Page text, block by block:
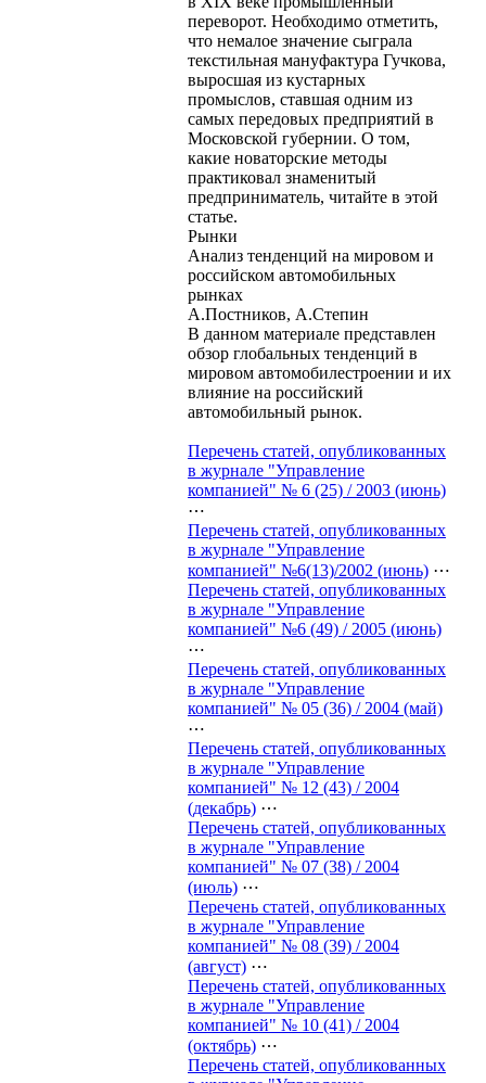
переворот. Необходимо отметить,
что немалое значение сыграла
текстильная мануфактура Гучкова,
выросшая из кустарных
промыслов, ставшая одним из
самых передовых предприятий в
Московской губернии. О том,
какие новаторские методы
практиковал знаменитый
предприниматель, читайте в этой
статье.
Рынки
Анализ тенденций на мировом и
российском автомобильных
рынках
А.Постников, А.Степин
В данном материале представлен
обзор глобальных тенденций в
мировом автомобилестроении и их
влияние на российский
автомобильный рынок.
Перечень статей, опубликованных
в журнале "Управление
компанией" № 6 (25) / 2003 (июнь)
⋯
Перечень статей, опубликованных
в журнале "Управление
компанией" №6(13)/2002 (июнь) ⋯
Перечень статей, опубликованных
в журнале "Управление
компанией" №6 (49) / 2005 (июнь)
⋯
Перечень статей, опубликованных
в журнале "Управление
компанией" № 05 (36) / 2004 (май)
⋯
Перечень статей, опубликованных
в журнале "Управление
компанией" № 12 (43) / 2004
(декабрь) ⋯
Перечень статей, опубликованных
в журнале "Управление
компанией" № 07 (38) / 2004
(июль) ⋯
Перечень статей, опубликованных
в журнале "Управление
компанией" № 08 (39) / 2004
(август) ⋯
Перечень статей, опубликованных
в журнале "Управление
компанией" № 10 (41) / 2004
(октябрь) ⋯
Перечень статей, опубликованных